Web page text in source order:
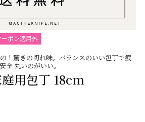
ポン適用外
！驚きの切れ味。バランスのいい包丁で疲
全 丸いのがいい。
用包丁 18cm